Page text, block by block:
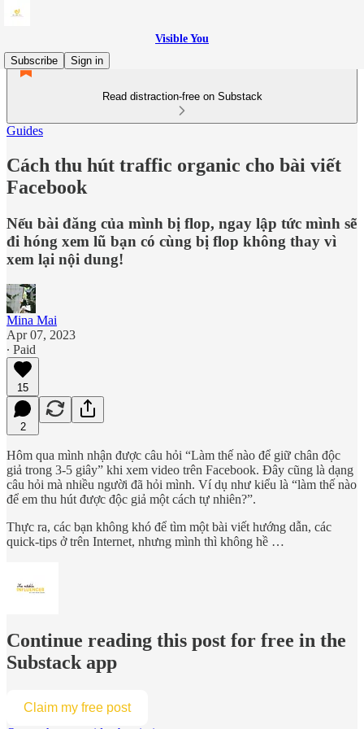
Visible You
Subscribe
Sign in
Read distraction-free on Substack
Guides
Cách thu hút traffic organic cho bài viết
Facebook
Nếu bài đăng của mình bị flop, ngay lập tức mình sẽ
đi hóng xem lũ bạn có cùng bị flop không thay vì
xem lại nội dung!
Mina Mai
Apr 07, 2023
∙ Paid
15
2
Hôm qua mình nhận được câu hỏi “Làm thế nào để giữ chân độc
giả trong 3-5 giây” khi xem video trên Facebook. Đây cũng là dạng
câu hỏi mà nhiều người đã hỏi mình. Ví dụ như kiểu là “làm thế nào
để em thu hút được độc giả một cách tự nhiên?”.
Thực ra, các bạn không khó để tìm một bài viết hướng dẫn, các
quick-tips ở trên Internet, nhưng mình thì không hề …
Continue reading this post for free in the
Substack app
Claim my free post